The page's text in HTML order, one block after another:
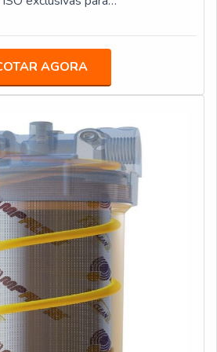
e laboratório que segue um
da qualidade. Tudo isso,
de uma equipe de colaboradores
aprofundado e atualizado e
garante o sucesso de cada
sobre a empresa, nossos
preferir, entre em contato com
e solicite um orçamento!
Absoluta. Estas normas
as condições e os
para os resultados mais
• ISO 2941:
2942: Verificação da integridade
do primeiro ponto de bolha
da compatibilidade com os
3723: Resistência a deformação
da resistência ao fluxo
• ISO 3968: Avaliação da
características de fluxo • ISO
Passagens: Eficiência da
e razão x(c) ≥ 1000,
23181: Determinação da
vazão usando fluido de alta
Sequência de testes para
AGORA